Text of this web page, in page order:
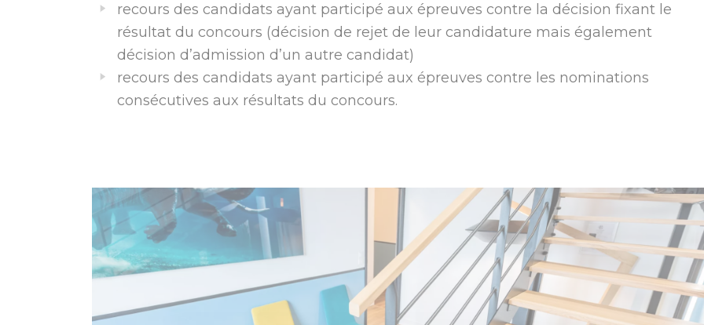
recours des candidats ayant participé aux épreuves contre la décision fixant le
résultat du concours (décision de rejet de leur candidature mais également
décision d’admission d’un autre candidat)
recours des candidats ayant participé aux épreuves contre les nominations
consécutives aux résultats du concours.